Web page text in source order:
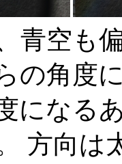
青空も
の角度
になる
方向は